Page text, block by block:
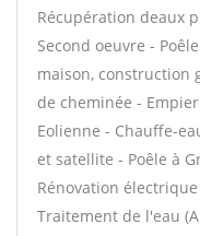
Récupération deaux
Second oeuvre -
maison, construction
de cheminée -
Eolienne - Chauffe-
et satellite - Poêle à
Rénovation
Traitement de l'eau